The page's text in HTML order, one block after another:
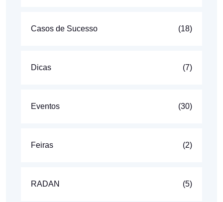
Casos de Sucesso (18)
Dicas (7)
Eventos (30)
Feiras (2)
RADAN (5)